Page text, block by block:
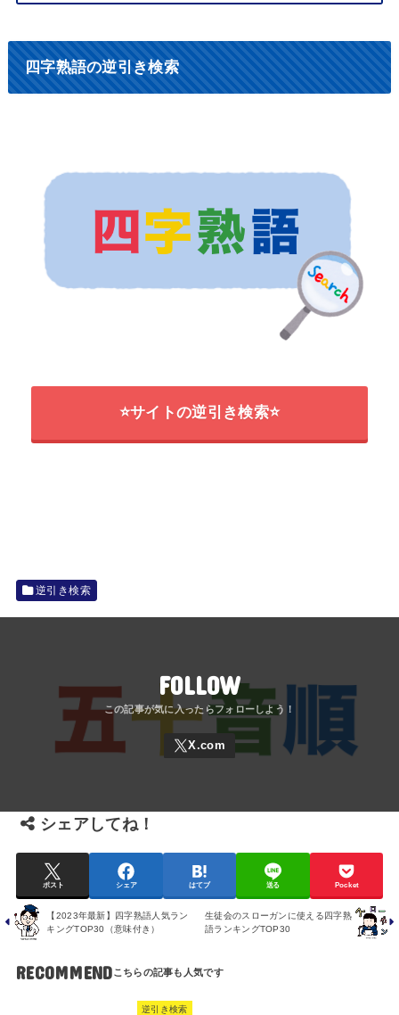
四字熟語の逆引き検索
⭐サイトの逆引き検索⭐
逆引き検索
FOLLOW
シェアしてね！
ポスト シェア はてブ 送る Pocket
【2023年最新】四字熟語人気ラン
キングTOP30（意味付き）
生徒会のスローガンに使える四字熟
語ランキングTOP30
RECOMMEND
逆引き検索